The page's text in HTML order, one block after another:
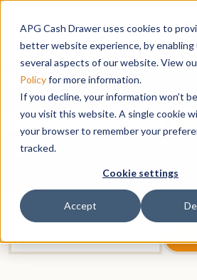
APG Cash Drawer uses cookies to
better website experience, by
several aspects of our website. View
Policyfor more information.
If you decline, your information won’t
you visit this website. A single cookie
your browser to remember your
tracked.
Cookie settings
Accept
ES